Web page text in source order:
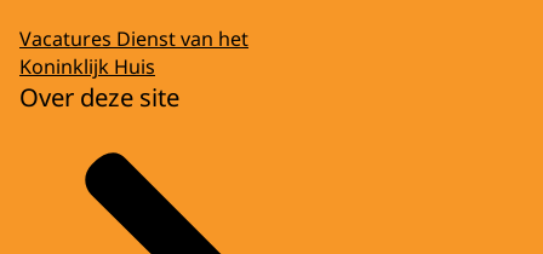
Vacatures Dienst van het
Koninklijk Huis
Over deze site